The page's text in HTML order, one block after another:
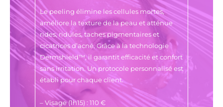
Le peeling élimine les cellules mortes,
améliore la texture de la peau et atténue
rides, ridules, taches pigmentaires et
cicatrices d’acné. Grâce à la technologie
Dermshield™, il garantit efficacité et confort
sans irritation. Un protocole personnalisé est
établi pour chaque client.
– Visage (1h15) : 110 €